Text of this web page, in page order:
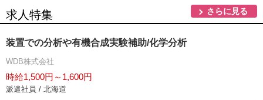
求人特集 さらに見る
装置での分析や有機合成実験補助/化学分析
WDB株式会社
時給1,500円～1,600円
派遣社員 / 北海道